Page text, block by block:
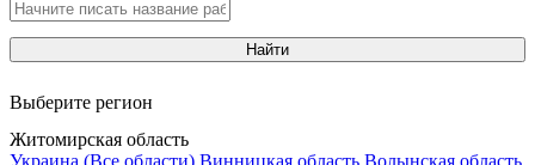
Найти
Выберите регион
Житомирская область
Украина (Все области) Винницкая область Волынская область